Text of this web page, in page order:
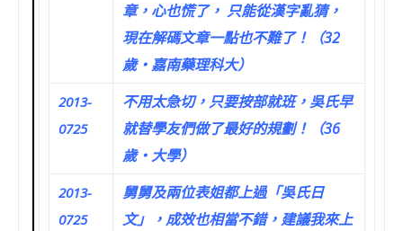
章，心也慌了， 只能從漢字亂猜，
現在解碼文章一點也不難了！（32
歲‧嘉南藥理科大）
2013-
0725
不用太急切，只要按部就班，吳氏早
就替學友們做了最好的規劃！（36
歲‧大學）
2013-
0725
舅舅及兩位表姐都上過「吳氏日
文」，成效也相當不錯，建議我來上